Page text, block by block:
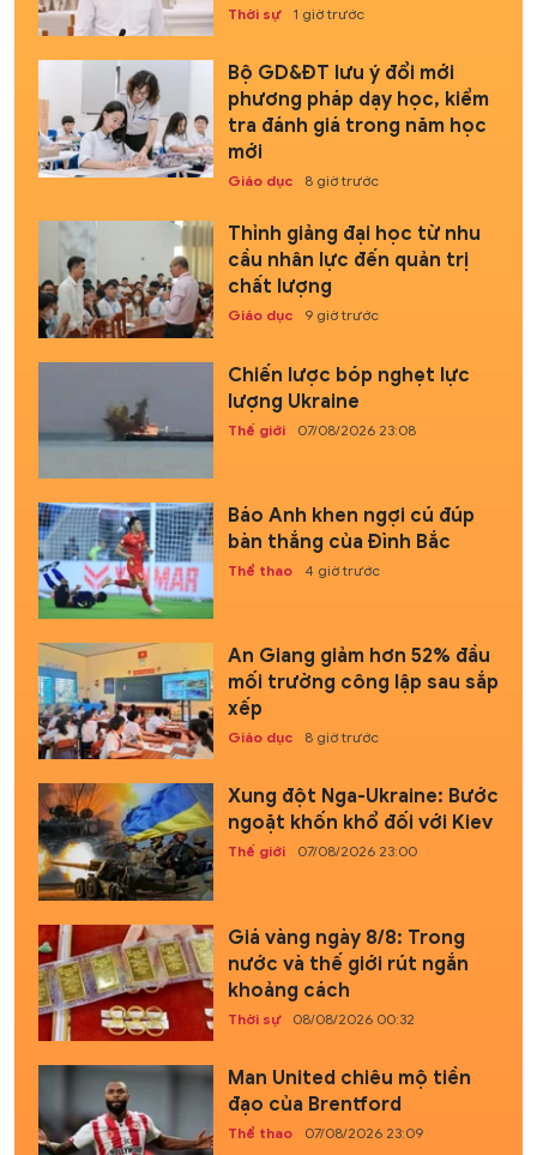
Thời sự 1 giờ trước
Bộ GD&ĐT lưu ý đổi mới
phương pháp dạy học, kiểm
tra đánh giá trong năm học
mới
Giáo dục 8 giờ trước
Thỉnh giảng đại học từ nhu
cầu nhân lực đến quản trị
chất lượng
Giáo dục 9 giờ trước
Chiến lược bóp nghẹt lực
lượng Ukraine
Thế giới 07/08/2026 23:08
Báo Anh khen ngợi cú đúp
bàn thắng của Đình Bắc
Thể thao 4 giờ trước
An Giang giảm hơn 52% đầu
mối trường công lập sau sắp
xếp
Giáo dục 8 giờ trước
Xung đột Nga-Ukraine: Bước
ngoặt khốn khổ đối với Kiev
Thế giới 07/08/2026 23:00
Giá vàng ngày 8/8: Trong
nước và thế giới rút ngắn
khoảng cách
Thời sự 08/08/2026 00:32
Man United chiêu mộ tiền
đạo của Brentford
Thể thao 07/08/2026 23:09